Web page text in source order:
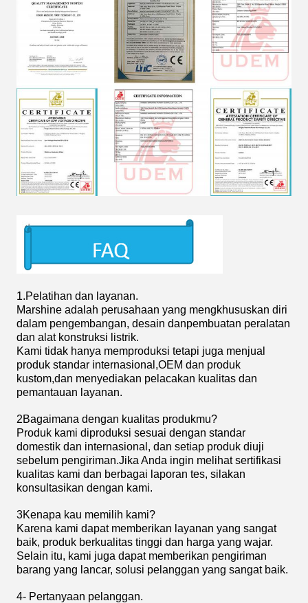
1.Pelatihan dan layanan.
Marshine adalah perusahaan yang mengkhususkan diri
dalam pengembangan, desain danpembuatan peralatan
dan alat konstruksi listrik.
Kami tidak hanya memproduksi tetapi juga menjual
produk standar internasional,OEM dan produk
kustom,dan menyediakan pelacakan kualitas dan
pemantauan layanan.
2Bagaimana dengan kualitas produkmu?
Produk kami diproduksi sesuai dengan standar
domestik dan internasional, dan setiap produk diuji
sebelum pengiriman.Jika Anda ingin melihat sertifikasi
kualitas kami dan berbagai laporan tes, silakan
konsultasikan dengan kami.
3Kenapa kau memilih kami?
Karena kami dapat memberikan layanan yang sangat
baik, produk berkualitas tinggi dan harga yang wajar.
Selain itu, kami juga dapat memberikan pengiriman
barang yang lancar, solusi pelanggan yang sangat baik.
4- Pertanyaan pelanggan.